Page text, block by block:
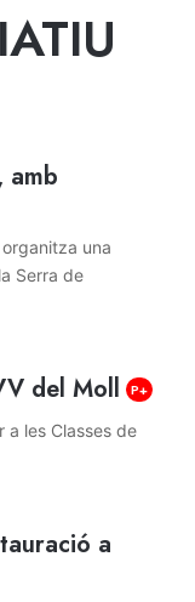
amb
una
Serra de
del Moll P+
a les Classes de
a